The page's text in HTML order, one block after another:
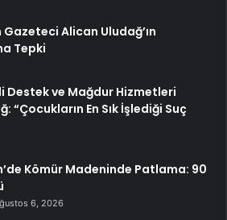
Alican Uludağ’ın
Tepki
Destek ve Mağdur Hizmetleri
“Çocukların En Sık İşlediği Suç
Kömür Madeninde Patlama: 90
6, 2026